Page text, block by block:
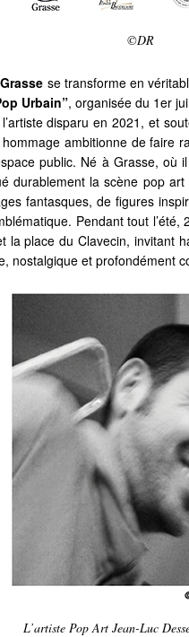
©DR
Grasse se transforme en
Urbain”, organisée du 1er
disparu en 2021, et
ambitionne de faire
public. Né à Grasse, où
durablement la scène pop
fantasques, de figures
Pendant tout
la place du Clavecin, invitant
nostalgique et profondément
L’artiste Pop Art Jean-Luc